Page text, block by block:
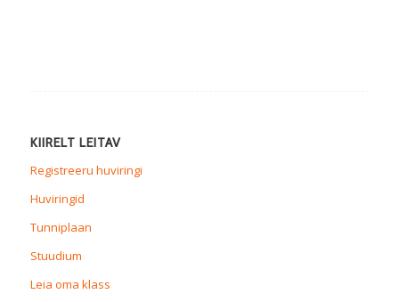
KIIRELT LEITAV
Registreeru huviringi
Huviringid
Tunniplaan
Stuudium
Leia oma klass